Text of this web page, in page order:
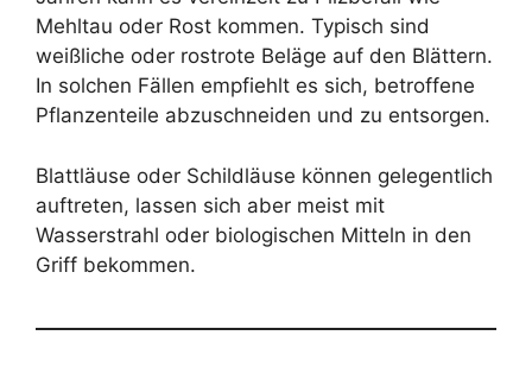
Mehltau oder Rost kommen. Typisch sind
weißliche oder rostrote Beläge auf den Blättern.
In solchen Fällen empfiehlt es sich, betroffene
Pflanzenteile abzuschneiden und zu entsorgen.
Blattläuse oder Schildläuse können gelegentlich
auftreten, lassen sich aber meist mit
Wasserstrahl oder biologischen Mitteln in den
Griff bekommen.